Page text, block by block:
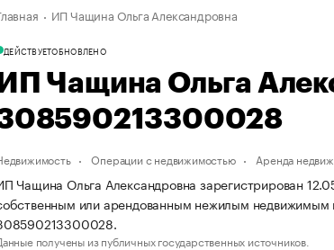
валюты
ИП Чащина Ольга Александровна
ДЕЙСТВУЕТОБНОВЛЕНО
ИП Чащина Ольга
Операции с недвижимостью Аренда
Чащина Ольга Александровна зарегистрирован
или арендованным нежилым
получены из публичных государственных источников.